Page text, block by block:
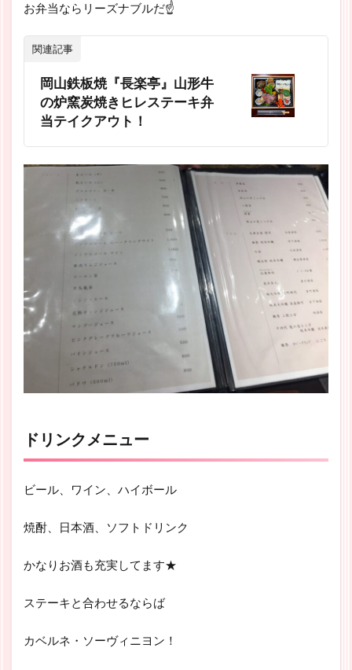
お弁当ならリーズナブルだ☝
関連記事
岡山鉄板焼『長楽亭』山形牛
の炉窯炭焼きヒレステーキ弁
当テイクアウト！
ドリンクメニュー
ビール、ワイン、ハイボール
焼酎、日本酒、ソフトドリンク
かなりお酒も充実してます★
ステーキと合わせるならば
カベルネ・ソーヴィニヨン！